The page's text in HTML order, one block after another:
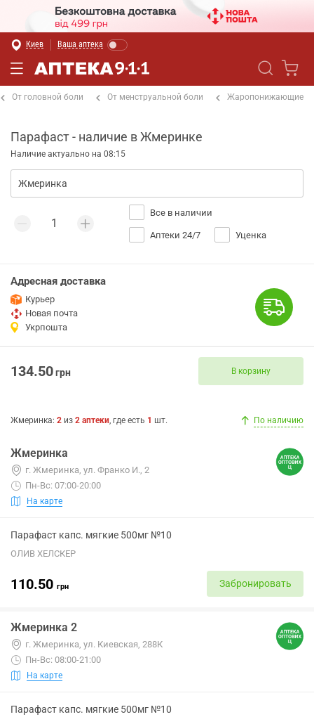
Киев Ваша аптека
От головной боли От менструальной боли Жаропонижающие
Парафаст - наличие в Жмеринке
Наличие актуально на 08:15
Все в наличии
Аптеки 24/7 Уценка
Адресная доставка
Курьер
Новая почта
Укрпошта
134.50грн В корзину
Жмеринка: 2 из 2 аптеки, где есть 1 шт. По наличию
Жмеринка
г. Жмеринка, ул. Франко И., 2
Пн-Вс: 07:00-20:00
На карте
Парафаст капс. мягкие 500мг №10
ОЛИВ ХЕЛСКЕР
110.50 грн Забронировать
Жмеринка 2
г. Жмеринка, ул. Киевская, 288К
Пн-Вс: 08:00-21:00
На карте
Парафаст капс. мягкие 500мг №10